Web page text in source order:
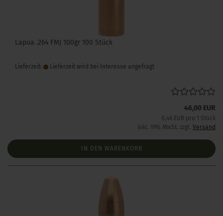
Lapua .264 FMJ 100gr 100 Stück
Lieferzeit: Lieferzeit wird bei Interesse angefragt
46,00 EUR
0,46 EUR pro 1 Stück
inkl. 19% MwSt. zzgl. Versand
IN DEN WARENKORB